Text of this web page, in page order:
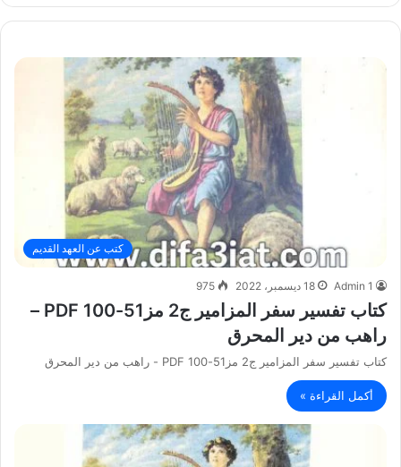
كتب عن العهد القديم
Admin 1 18 ديسمبر، 2022 975
كتاب تفسير سفر المزامير ج2 مز51-100 PDF –
راهب من دير المحرق
كتاب تفسير سفر المزامير ج2 مز51-100 PDF - راهب من دير المحرق
أكمل القراءة »